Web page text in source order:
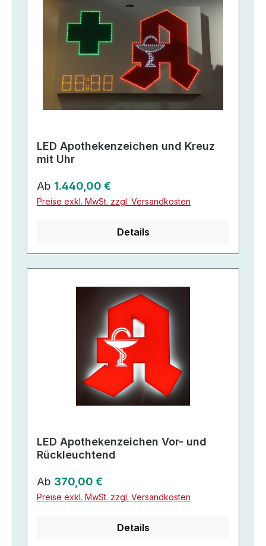
LED Apothekenzeichen und Kreuz
mit Uhr
Regulärer Preis:
Ab 1.440,00 €
Preise exkl. MwSt. zzgl. Versandkosten
Details
LED Apothekenzeichen Vor- und
Rückleuchtend
Regulärer Preis:
Ab 370,00 €
Preise exkl. MwSt. zzgl. Versandkosten
Details